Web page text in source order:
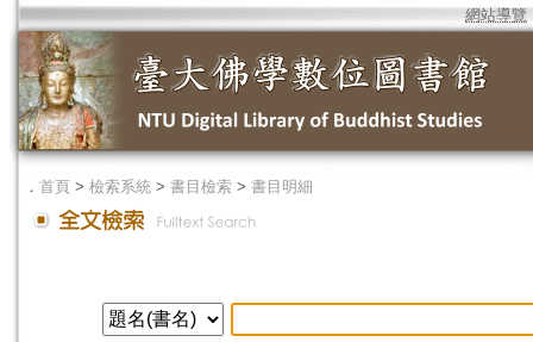
網站導覽
． 首頁 > 檢索系統 > 書目檢索 > 書目明細